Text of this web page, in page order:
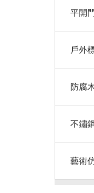
平開
戶外
防腐
不鏽
藝術